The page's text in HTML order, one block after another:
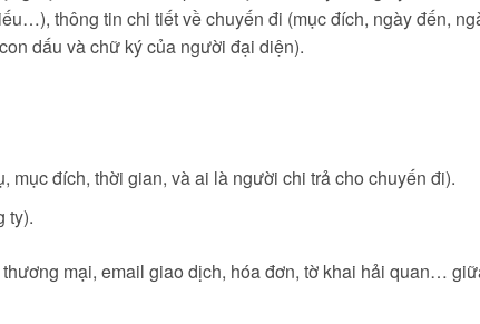
thông tin chi tiết về chuyến đi (mục đích, ngày đến,
dấu và chữ ký của người đại diện).
đích, thời gian, và ai là người chi trả cho chuyến đi).
ty).
mại, email giao dịch, hóa đơn, tờ khai hải quan…